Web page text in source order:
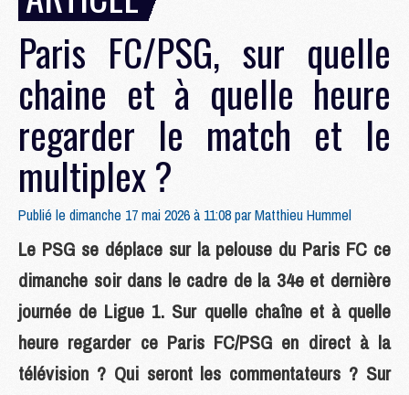
Paris FC/PSG, sur quelle
chaine et à quelle heure
regarder le match et le
multiplex ?
Publié le dimanche 17 mai 2026 à 11:08 parMatthieu Hummel
Le PSG se déplace sur la pelouse du Paris FC ce
dimanche soir dans le cadre de la 34e et dernière
journée de Ligue 1. Sur quelle chaîne et à quelle
heure regarder ce Paris FC/PSG en direct à la
télévision ? Qui seront les commentateurs ? Sur